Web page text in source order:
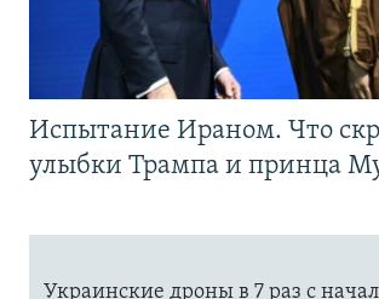
Испытание Ираном. Что
улыбки Трампа и принца